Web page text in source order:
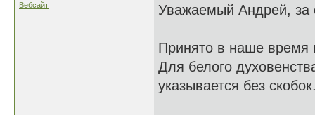
Вебсайт
Уважаемый Андрей, за
Принято в наше время
Для белого
указывается без